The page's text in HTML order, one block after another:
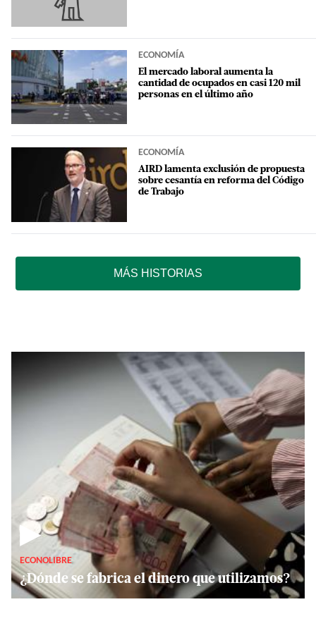
ECONOMÍA
El mercado laboral aumenta la
cantidad de ocupados en casi 120 mil
personas en el último año
ECONOMÍA
AIRD lamenta exclusión de propuesta
sobre cesantía en reforma del Código
de Trabajo
MÁS HISTORIAS
▶
ECONOLIBRE
¿Dónde se fabrica el dinero que utilizamos?